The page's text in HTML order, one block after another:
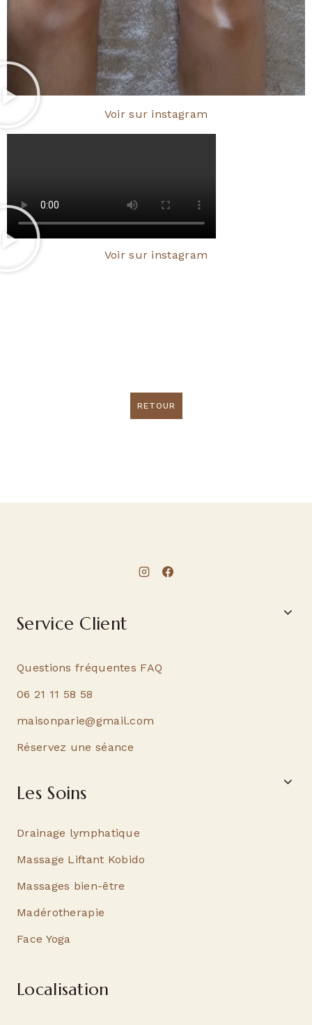
Voir sur instagram
Voir sur instagram
RETOUR
Service Client
Questions fréquentes FAQ
06 21 11 58 58
maisonparie@gmail.com
Réservez une séance
Les Soins
Drainage lymphatique
Massage Liftant Kobido
Massages bien-être
Madérotherapie
Face Yoga
Localisation